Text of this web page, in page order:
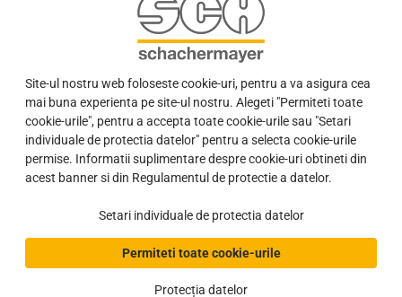
Site-ul nostru web foloseste cookie-uri, pentru a va asigura cea
mai buna experienta pe site-ul nostru. Alegeti "Permiteti toate
cookie-urile", pentru a accepta toate cookie-urile sau "Setari
individuale de protectia datelor" pentru a selecta cookie-urile
permise. Informatii suplimentare despre cookie-uri obtineti din
acest banner si din Regulamentul de protectie a datelor.
Setari individuale de protectia datelor
Permiteti toate cookie-urile
Protecția datelor
Expediere directă în locul dorit